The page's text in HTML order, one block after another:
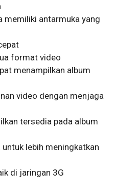
memiliki antarmuka yang
format video
menampilkan album
video dengan menjaga
tersedia pada album
lebih meningkatkan
di jaringan 3G